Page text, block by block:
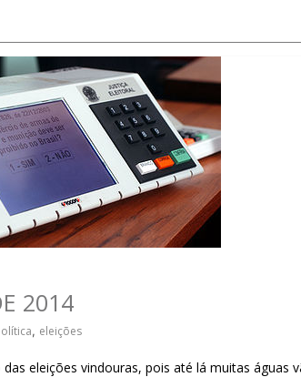
mais
importante
da
sociedade.
2014
, eleições
eleições vindouras, pois até lá muitas águas